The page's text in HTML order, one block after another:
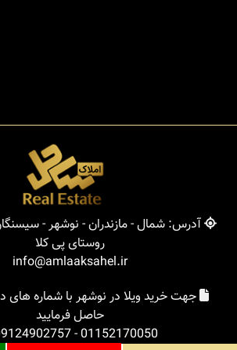
آدرس: شمال - مازندران - نوشهر -
روستای پی کلا
info@amlaaksahel.ir
جهت خرید ویلا در نوشهر با شماره
حاصل فرمایید
01152170050
-